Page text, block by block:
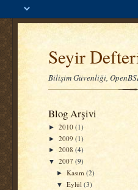
Seyir
Bilişim Güvenliği,
Blog Arşivi
► 2010 (1)
► 2009 (1)
► 2008 (4)
▼ 2007 (9)
►Kasım(2)
▼Eylül(3)